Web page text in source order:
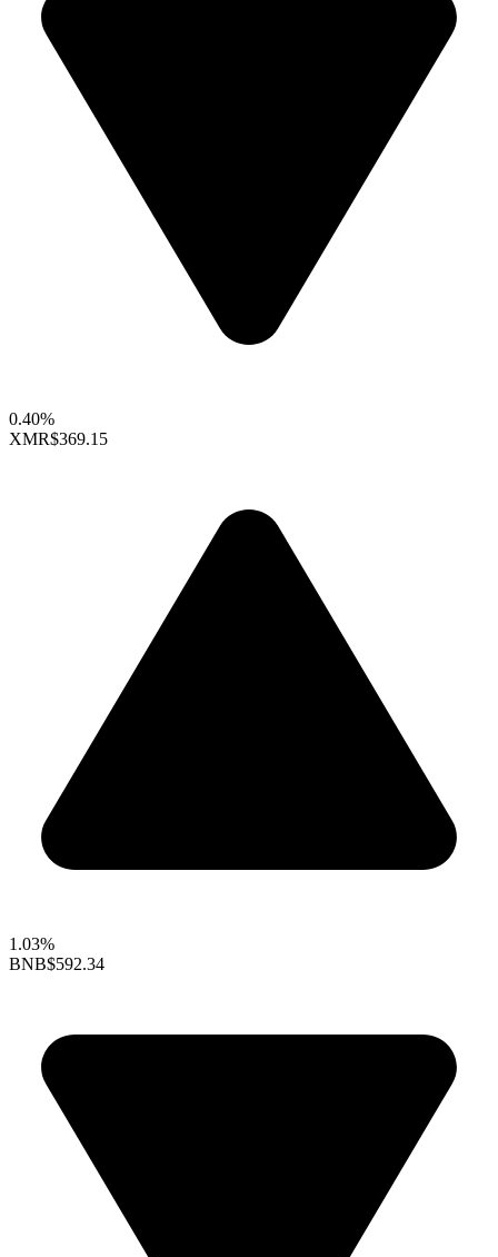
0.40%
XMR$369.15
1.03%
BNB$592.34